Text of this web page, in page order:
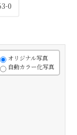
0
オリジナル写真
自動カラー化写真